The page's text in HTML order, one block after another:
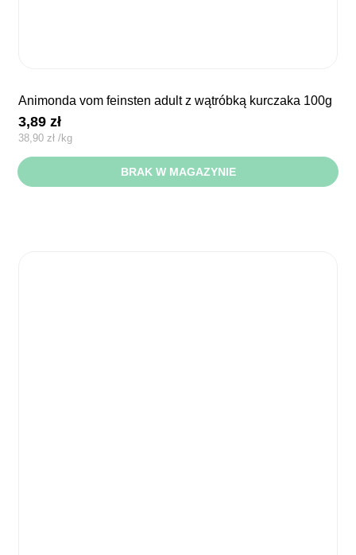
animonda vom feinsten adult z wątróbką kurczaka 100g
3,89zł
38,90 zł /kg
BRAK W MAGAZYNIE